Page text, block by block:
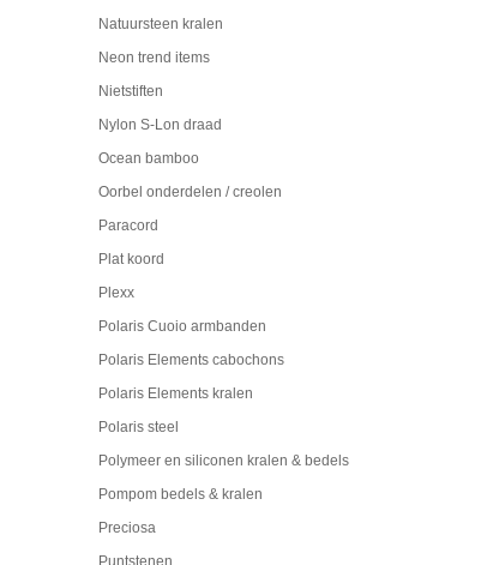
Natuursteen kralen
Neon trend items
Nietstiften
Nylon S-Lon draad
Ocean bamboo
Oorbel onderdelen / creolen
Paracord
Plat koord
Plexx
Polaris Cuoio armbanden
Polaris Elements cabochons
Polaris Elements kralen
Polaris steel
Polymeer en siliconen kralen & bedels
Pompom bedels & kralen
Preciosa
Puntstenen